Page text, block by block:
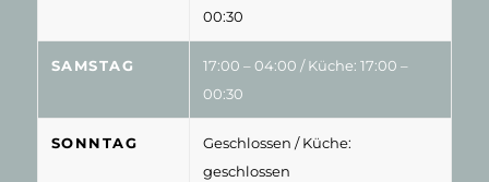
00:30
SAMSTAG 17:00 – 04:00 / Küche: 17:00 –
00:30
SONNTAG Geschlossen / Küche:
geschlossen